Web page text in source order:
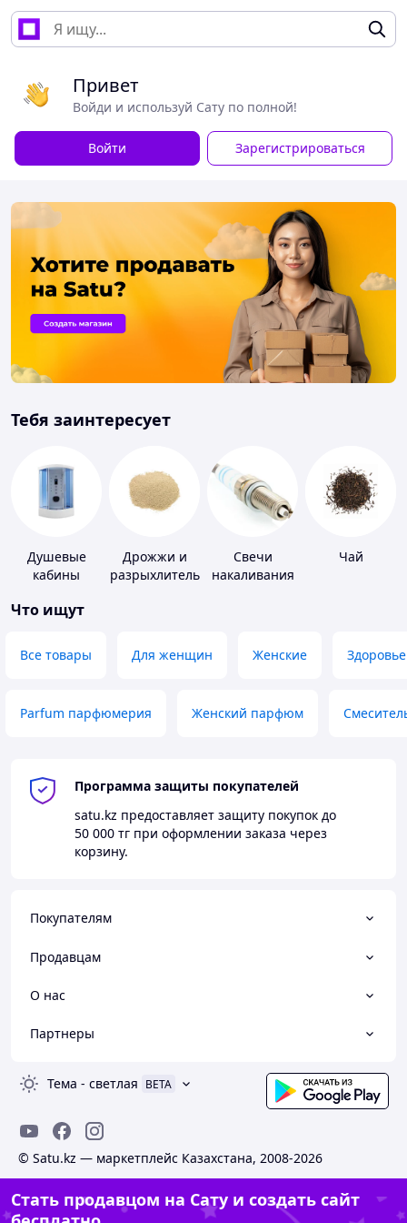
Привет
Войди и используй Сату по полной!
Войти Зарегистрироваться
Тебя заинтересует
Душевые
кабины
Дрожжи и
разрыхлитель
Свечи
накаливания
Чай
Что ищут
Все товары Для женщин Женские Здоровье
Parfum парфюмерия Женский парфюм
Программа защиты покупателей
satu.kz предоставляет защиту покупок до
50 000 тг при оформлении заказа через
корзину.
Покупателям
Продавцам
О нас
Партнеры
Тема - светлая BETA
© Satu.kz — маркетплейс Казахстана, 2008-2026
Стать продавцом на Сату и создать сайт